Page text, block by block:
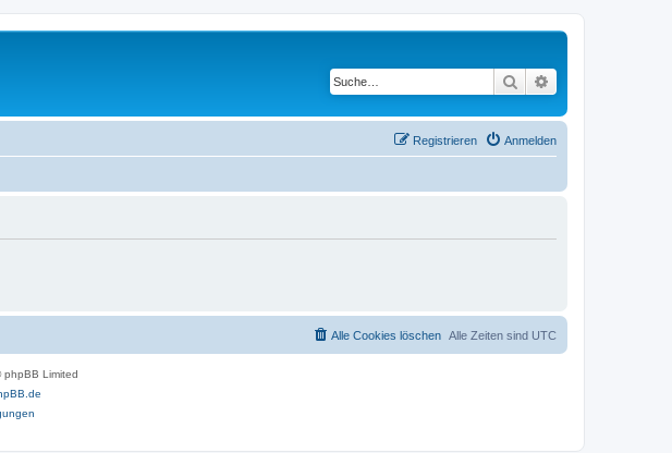
Suche
Anmelden
Registrieren
Alle Zeiten sind UTC
Alle Cookies löschen
Limited